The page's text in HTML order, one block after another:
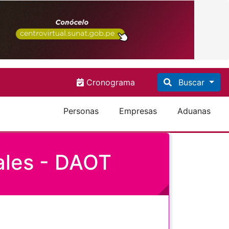
Cronograma Buscar
Personas Empresas Aduanas
- DAOT